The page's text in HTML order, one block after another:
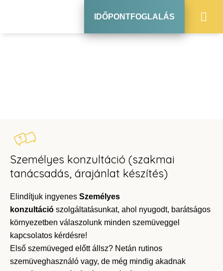
IDŐPONTFOGLALÁS
Személyes konzultáció (szakmai
tanácsadás, árajánlat készítés)
Elindítjuk ingyenes Személyes
konzultáció szolgáltatásunkat, ahol nyugodt, barátságos
környezetben válaszolunk minden szemüveggel
kapcsolatos kérdésre!
Első szemüveged előtt állsz? Netán rutinos
szemüveghasználó vagy, de még mindig akadnak